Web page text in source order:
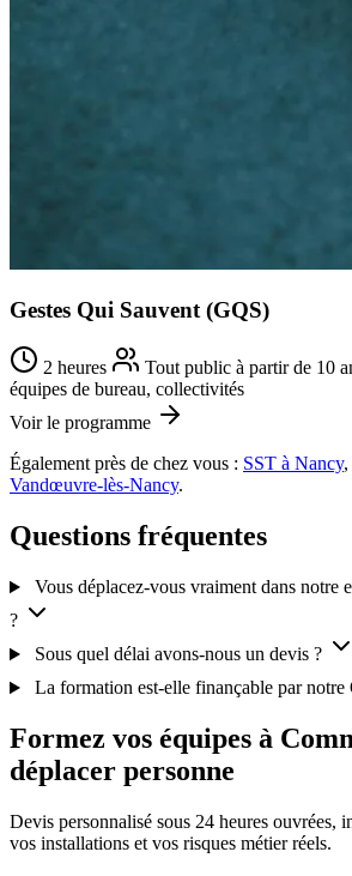
Gestes Qui Sauvent (GQS)
2 heures
Tout public à partir de 10
équipes de bureau, collectivités
Voir le programme
Également près de chez vous : SST à Nancy,
Vandœuvre-lès-Nancy.
Questions fréquentes
Vous déplacez-vous vraiment dans notre
?
Sous quel délai avons-nous un devis ?
La formation est-elle finançable par notre
Formez vos équipes à
déplacer personne
Devis personnalisé sous 24 heures ouvrées,
vos installations et vos risques métier réels.